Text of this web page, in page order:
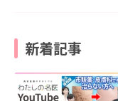
新着記事